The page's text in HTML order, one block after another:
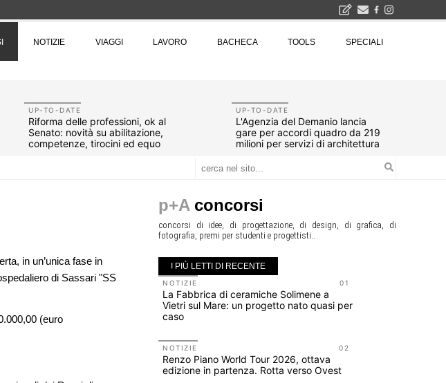
NOTIZIE VIAGGI LAVORO BACHECA TOOLS SPECIALI
UP-TO-DATE
Riforma delle professioni, ok al
Senato: novità su abilitazione,
competenze, tirocini ed equo
UP-TO-DATE
L'Agenzia del Demanio lancia
gare per accordi quadro da 219
milioni per servizi di architettura
in un’unica fase in
di Sassari "SS
(euro
p+A concorsi
concorsi di idee, di progettazione, di design, di grafica, di
fotografia, premi per studenti e progettisti..
I PIÙ LETTI DI RECENTE
10
climatica
01
NOTIZIE
La Fabbrica di ceramiche Solimene a
Vietri sul Mare: un progetto nato quasi per
caso
02
NOTIZIE
Renzo Piano World Tour 2026, ottava
edizione in partenza. Rotta verso Ovest
per la realizzazione di una mostra